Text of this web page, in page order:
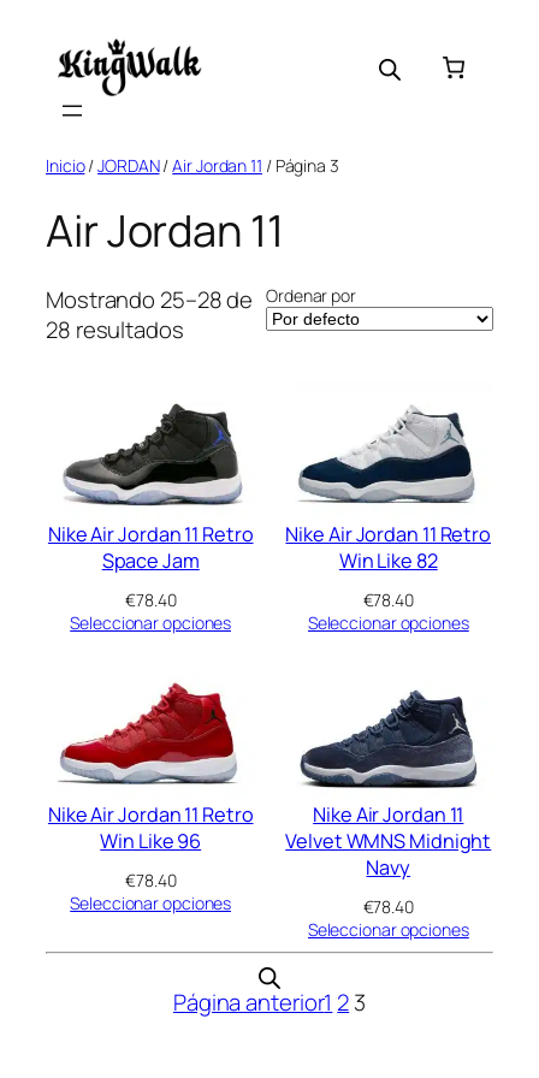
contenido
Inicio/JORDAN/Air Jordan 11 / Página 3
Air Jordan 11
Mostrando 25–28 de
28 resultados
Ordenar por
Nike Air Jordan 11 Retro
Space Jam
€78.40
Seleccionar opciones
Nike Air Jordan 11 Retro
Win Like 82
€78.40
Seleccionar opciones
Nike Air Jordan 11 Retro
Win Like 96
€78.40
Seleccionar opciones
Nike Air Jordan 11
Velvet WMNS Midnight
Navy
€78.40
Seleccionar opciones
Página anterior1 23